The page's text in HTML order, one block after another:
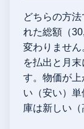
どちらの方
れた総額（
変わりません
を払出と月
す。物価が
い（安い）
庫は新しい（